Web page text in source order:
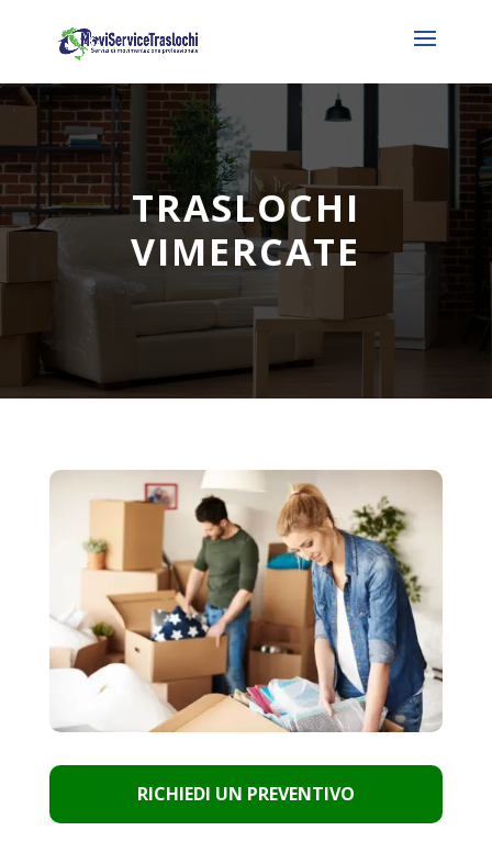
TRASLOCHI
VIMERCATE
RICHIEDI UN PREVENTIVO